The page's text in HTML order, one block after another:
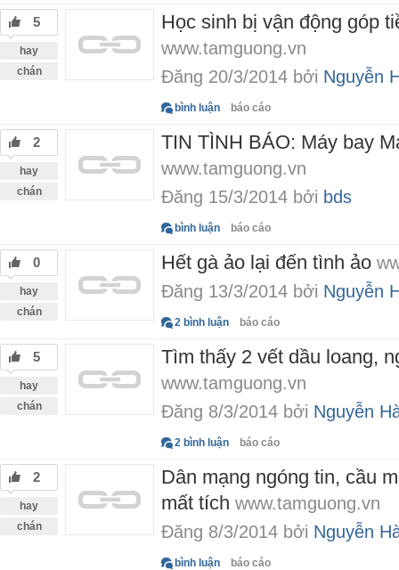
5
hay
chán
Học sinh bị vận động góp
www.tamguong.vn
Đăng 20/3/2014 bởi Nguyễn
bình luận báo cáo
2
hay
chán
TIN TÌNH BÁO: Máy bay
www.tamguong.vn
Đăng 15/3/2014 bởi bds
bình luận báo cáo
0
hay
chán
Hết gà ảo lại đến tình ảo
Đăng 13/3/2014 bởi Nguyễn
2 bình luận báo cáo
5
hay
chán
Tìm thấy 2 vết dầu loang,
www.tamguong.vn
Đăng 8/3/2014 bởi Nguyễn
2 bình luận báo cáo
2
hay
chán
Dân mạng ngóng tin, cầu
mất tích www.tamguong.vn
Đăng 8/3/2014 bởi Nguyễn
bình luận báo cáo